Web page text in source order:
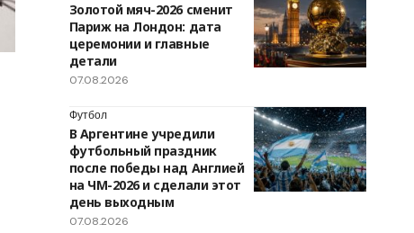
Золотой мяч-2026 сменит
Париж на Лондон: дата
церемонии и главные
детали
07.08.2026
Футбол
В Аргентине учредили
футбольный праздник
после победы над Англией
на ЧМ-2026 и сделали этот
день выходным
07.08.2026